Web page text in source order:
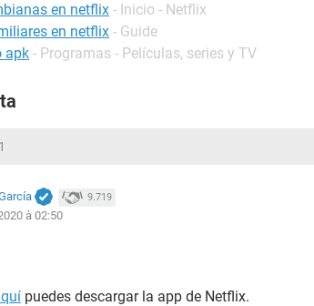
en netflix - Inicio - Netflix
en netflix - Guide
apk - Programas - Películas, series y TV
9.719
à 02:50
puedes descargar la app de Netflix.